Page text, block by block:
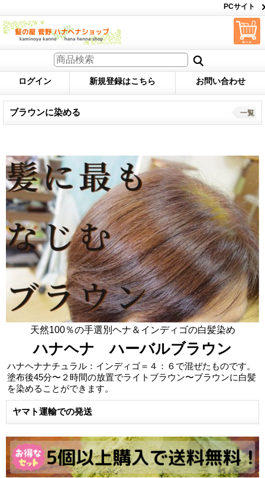
PCサイト
ログイン 新規登録はこちら お問い合わせ
ブラウンに染める
天然100％の手選別ヘナ＆インディゴの白髪染め
ハナヘナ ハーバルブラウン
ハナヘナナチュラル：インディゴ＝４：６で混ぜたものです。
塗布後45分〜２時間の放置でライトブラウン〜ブラウンに白髪
を染めることができます。
ヤマト運輸での発送
一覧